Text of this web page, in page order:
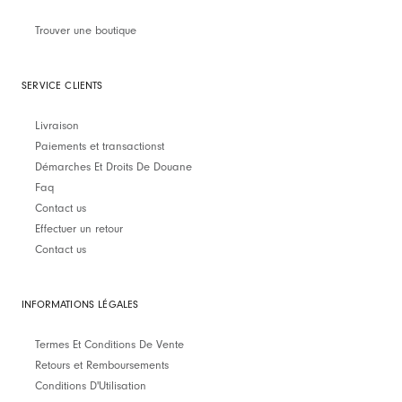
Trouver une boutique
SERVICE CLIENTS
Livraison
Paiements et transactionst
Démarches Et Droits De Douane
Faq
Contact us
Effectuer un retour
Contact us
INFORMATIONS LÉGALES
Termes Et Conditions De Vente
Retours et Remboursements
Conditions D'Utilisation